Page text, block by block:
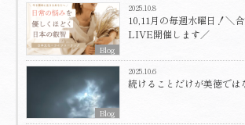
Blog
2025.10.8
10,11月の毎週水曜日！＼
LIVE開催します／
Blog
2025.10.6
続けることだけが美徳では